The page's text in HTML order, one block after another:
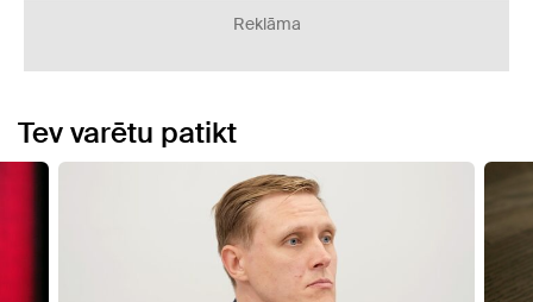
Reklāma
Tev varētu patikt